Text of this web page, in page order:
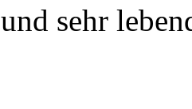
und sehr